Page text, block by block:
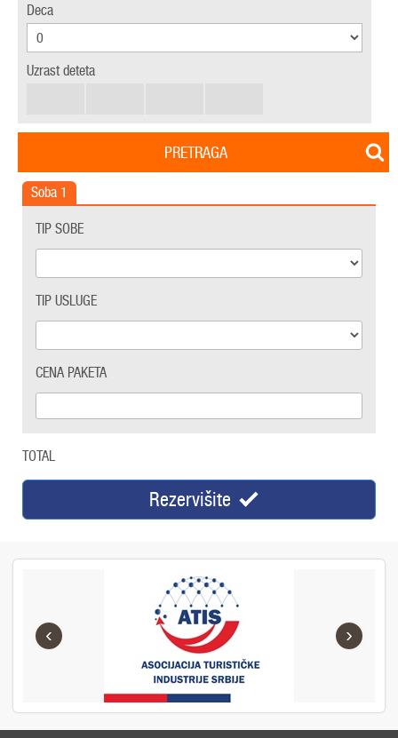
Deca
Uzrast deteta
PRETRAGA
Soba 1
TIP SOBE
TIP USLUGE
CENA PAKETA
TOTAL
Rezervišite
‹ ›